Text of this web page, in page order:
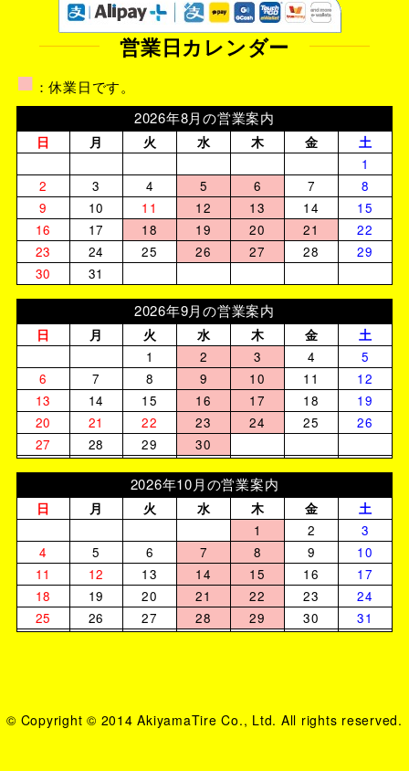
営業日カレンダー
■ ：休業日です。
2026年8月の営業案内
日 月 火 水 木 金
土
1
2
3 4 5 6 7
8
9
10 11 12 13 14
15
16
17 18 19 20 21
22
23
24 25 26 27 28
29
30
31
2026年9月の営業案内
日 月 火 水 木 金
土
1
2 3 4
5
6
7 8 9 10 11
12
13
14 15 16 17 18
19
20
21 22 23 24 25
26
27
28 29 30
2026年10月の営業案内
日 月 火 水 木 金
土
1
2
3
4
5 6 7 8 9
10
11
12 13 14 15 16
17
18
19 20 21 22 23
24
25
26 27 28 29 30 31
© Copyright © 2014 AkiyamaTire Co., Ltd. All rights reserved.